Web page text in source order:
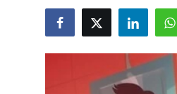
Kalori & Diyet Rehberi
Mutfak Püf Noktaları & İpuçları
Mekan & Lezzet Rotaları